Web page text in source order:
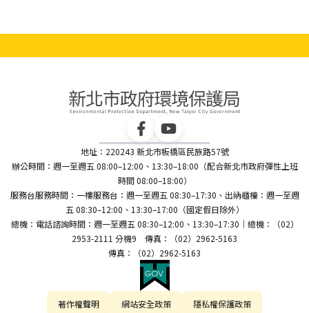
地址：220243 新北市板橋區民族路57號
辦公時間：週一至週五 08:00–12:00、13:30–18:00（配合新北市政府彈性上班
時間 08:00–18:00）
服務台服務時間：一樓服務台：週一至週五 08:30–17:30、出納櫃檯：週一至週
五 08:30–12:00、13:30–17:00（國定假日除外）
總機：電話諮詢時間：週一至週五 08:30–12:00、13:30–17:30｜總機：（02）
2953-2111 分機9 傳真：（02）2962-5163
傳真：（02）2962-5163
著作權聲明 網站安全政策 隱私權保護政策